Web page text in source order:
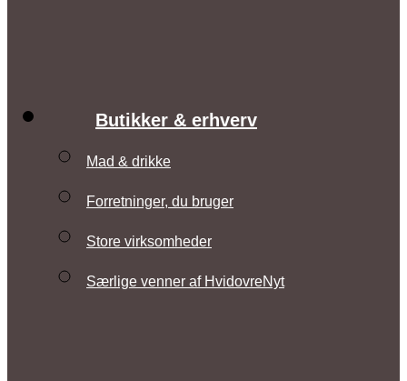
Butikker & erhverv
Mad & drikke
Forretninger, du bruger
Store virksomheder
Særlige venner af HvidovreNyt